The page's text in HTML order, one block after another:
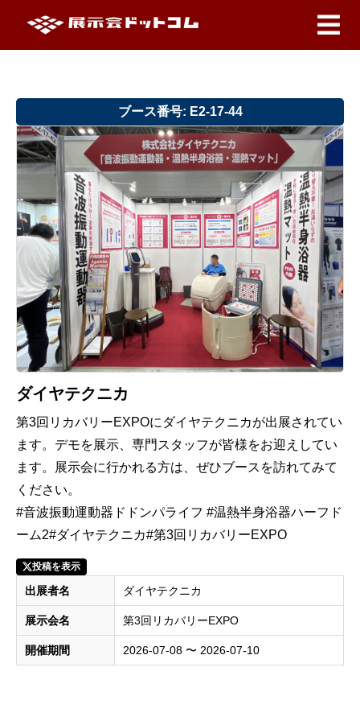
ブース番号: E2-17-44
ダイヤテクニカ
第3回リカバリーEXPOにダイヤテクニカが出展されてい
ます。デモを展示、専門スタッフが皆様をお迎えしてい
ます。展示会に行かれる方は、ぜひブースを訪れてみて
ください。
#音波振動運動器ドドンパライフ #温熱半身浴器ハーフド
ーム2#ダイヤテクニカ#第3回リカバリーEXPO
投稿を表示
出展者名 ダイヤテクニカ
展示会名 第3回リカバリーEXPO
開催期間 2026-07-08 〜 2026-07-10